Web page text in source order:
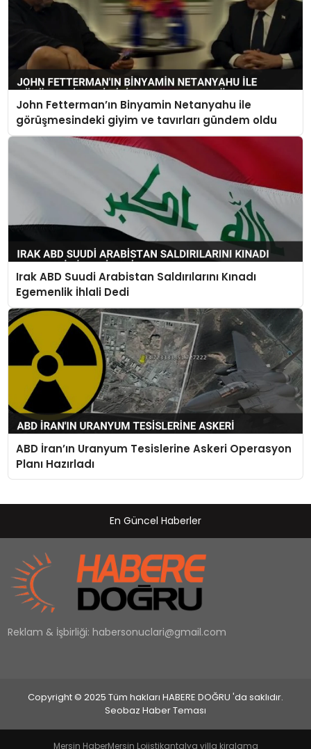
John Fetterman’ın Binyamin Netanyahu ile
görüşmesindeki giyim ve tavırları gündem oldu
Irak ABD Suudi Arabistan Saldırılarını Kınadı
Egemenlik İhlali Dedi
ABD İran’ın Uranyum Tesislerine Askeri Operasyon
Planı Hazırladı
En Güncel Haberler
Reklam & İşbirliği: habersonuclari@gmail.com
Copyright © 2025 Tüm hakları HABERE DOĞRU 'da saklıdır.
Seobaz Haber Teması
Mersin HaberMersin Lojistikantalya villa kiralama